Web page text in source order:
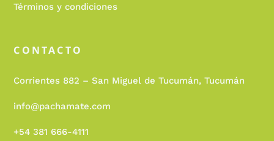
Términos y condiciones
CONTACTO
Corrientes 882 – San Miguel de Tucumán, Tucumán
info@pachamate.com
+54 381 666-4111